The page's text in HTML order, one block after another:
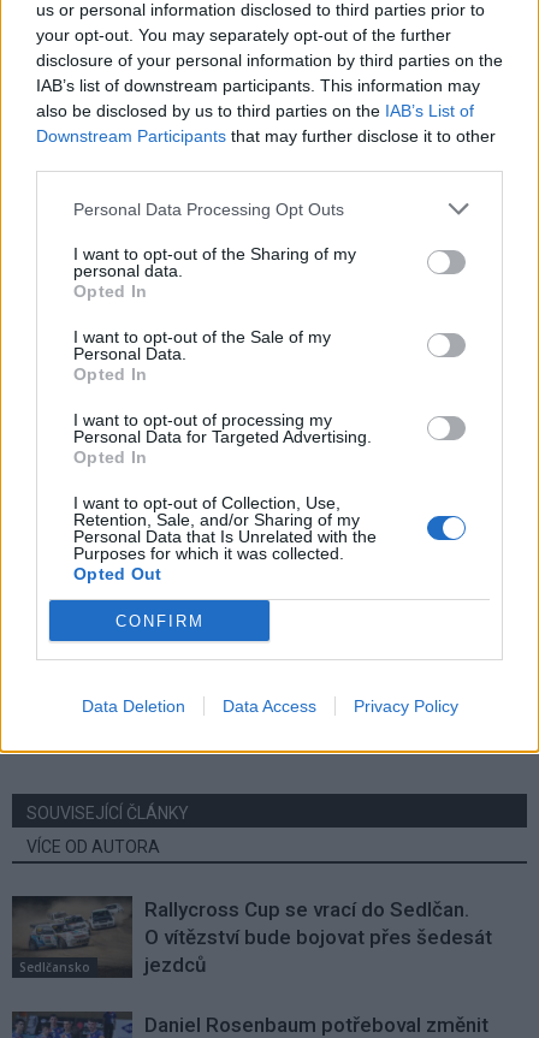
us or personal information disclosed to third parties prior to
your opt-out. You may separately opt-out of the further
disclosure of your personal information by third parties on the
IAB’s list of downstream participants. This information may
also be disclosed by us to third parties on the IAB’s List of
Downstream Participants that may further disclose it to other
Personal Data Processing Opt Outs
I want to opt-out of the Sharing of my
personal data.
Opted In
I want to opt-out of the Sale of my
Personal Data.
Opted In
I want to opt-out of processing my
Personal Data for Targeted Advertising.
Opted In
I want to opt-out of Collection, Use,
Retention, Sale, and/or Sharing of my
Personal Data that Is Unrelated with the
Purposes for which it was collected.
Opted Out
CONFIRM
Data Deletion Data Access Privacy Policy
Komentáře
Pomalu končí platnost
ŠŤASTNÝ A VESELÝ NOVÝ ROK
SOUVISEJÍCÍ ČLÁNKY
VÍCE OD AUTORA
Sedlčansko
Rallycross Cup se vrací do Sedlčan.
O vítězství bude bojovat přes šedesát
jezdců
Daniel Rosenbaum potřeboval změnit